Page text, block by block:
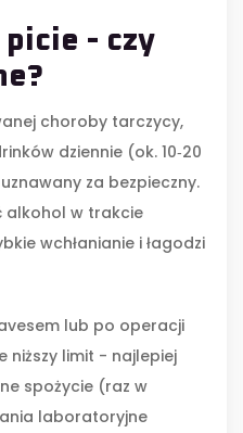
- czy
choroby tarczycy,
dziennie (ok. 10‑20
za bezpieczny.
alkohol w trakcie
wchłanianie i łagodzi
lub po operacji
niższy limit - najlepiej
spożycie (raz w
laboratoryjne